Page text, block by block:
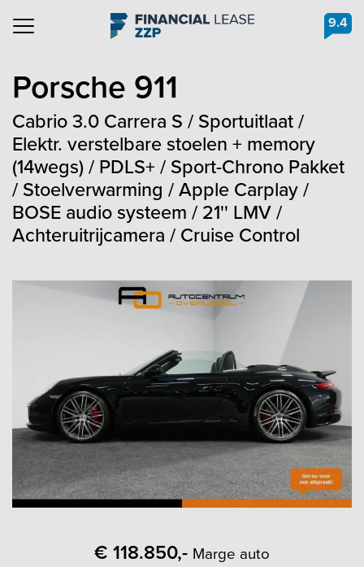
Navigation 9.4
Porsche 911
Cabrio 3.0 Carrera S / Sportuitlaat /
Elektr. verstelbare stoelen + memory
(14wegs) / PDLS+ / Sport-Chrono Pakket
/ Stoelverwarming / Apple Carplay /
BOSE audio systeem / 21'' LMV /
Achteruitrijcamera / Cruise Control
€ 118.850,- Marge auto